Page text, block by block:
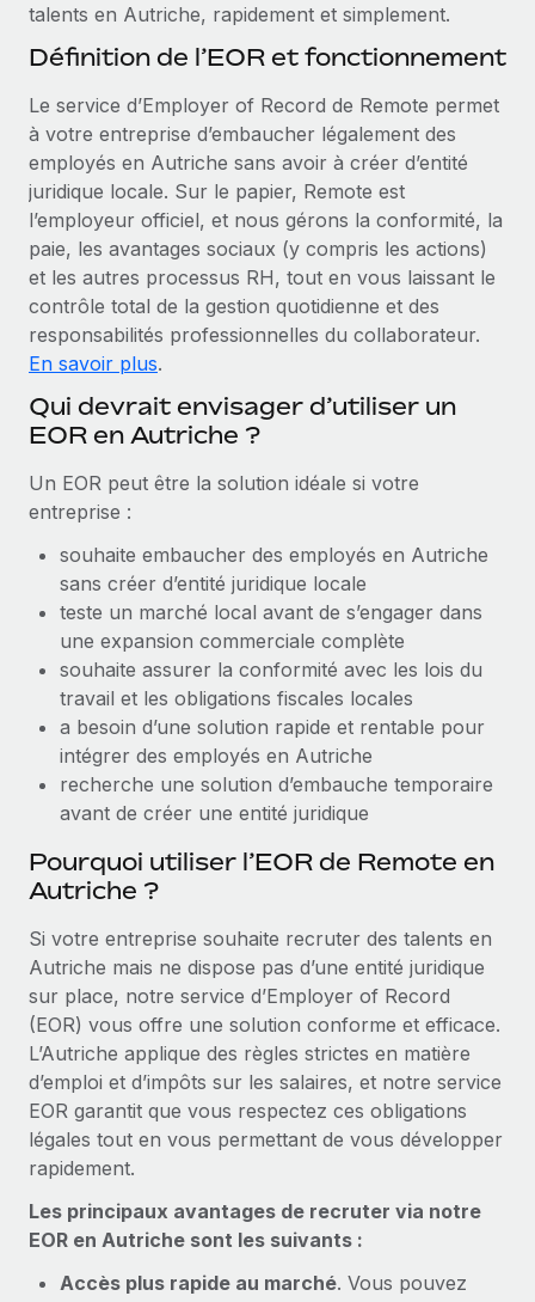
SERVICES
Demandez aux experts
l’international et la conformité
Contrôles d’antécédents
Simplifiez vos processus de présélection des
candidats
Remote Watchtower
Gardez un temps d’avance sur les risques en
matière de conformité
Achetez et suivez vos équipements informatiques
dans le monde entier
Création d’entité
Établissez des entités rapidement et en toute
conformité
Mobilité et déménagement international
Organisez facilement le déménagement de vos
employés
Avantages sociaux
Gérez facilement les avantages sociaux
Explorez avec nous vos opportunités de partenariat
Remote Build
Bientôt disponible
l’IA
ÉTUDES DE CAS
Données sur les salaires et les talents
Centre de ressources
Obtenir de l’aide
Voir toutes les ressources
BLOG
Paie multipays
EOR et PEO
Taxes
Explorer le blog
BLOG
Mises à jour des produits de Remote :
Intégrations Gusto et Xero et Gestion des
freelances Plus
Remote a toujours pour mission d'aider les entreprises de
toute taille à embaucher, gérer et payer...
En savoir plus
Comment Phiture gère ses 55 employés
répartis dans 19 pays grâce à Remote
croissance mobile internationale, encourage les...
En savoir plus
talents en Autriche, rapidement et simplement.
Définition de l’EOR et fonctionnement
Le service d’Employer of Record de Remote permet
à votre entreprise d’embaucher légalement des
employés en Autriche sans avoir à créer d’entité
juridique locale. Sur le papier, Remote est
l’employeur officiel, et nous gérons la conformité, la
paie, les avantages sociaux (y compris les actions)
et les autres processus RH, tout en vous laissant le
contrôle total de la gestion quotidienne et des
responsabilités professionnelles du collaborateur.
En savoir plus.
Qui devrait envisager d’utiliser un
EOR en Autriche ?
Un EOR peut être la solution idéale si votre
entreprise :
souhaite embaucher des employés en Autriche
sans créer d’entité juridique locale
teste un marché local avant de s’engager dans
une expansion commerciale complète
souhaite assurer la conformité avec les lois du
travail et les obligations fiscales locales
a besoin d’une solution rapide et rentable pour
intégrer des employés en Autriche
recherche une solution d’embauche temporaire
avant de créer une entité juridique
Pourquoi utiliser l’EOR de Remote en
Autriche ?
Si votre entreprise souhaite recruter des talents en
Autriche mais ne dispose pas d’une entité juridique
sur place, notre service d’Employer of Record
(EOR) vous offre une solution conforme et efficace.
L’Autriche applique des règles strictes en matière
d’emploi et d’impôts sur les salaires, et notre service
EOR garantit que vous respectez ces obligations
légales tout en vous permettant de vous développer
rapidement.
Les principaux avantages de recruter via notre
EOR en Autriche sont les suivants :
Accès plus rapide au marché. Vous pouvez